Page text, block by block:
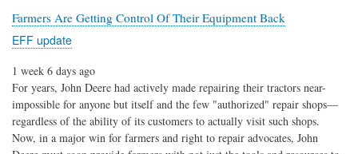
Farmers Are Getting Control Of Their Equipment Back
EFF update
1 week 6 days ago
For years, John Deere had actively made repairing their tractors near-
impossible for anyone but itself and the few "authorized" repair shops—
regardless of the ability of its customers to actually visit such shops.
Now, in a major win for farmers and right to repair advocates, John